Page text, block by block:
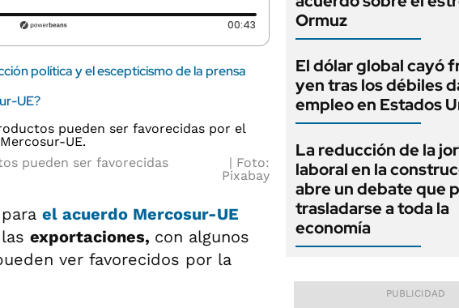
00:43 Duración: 43 segundos
política y el escepticismo de la prensa
UE?
pueden ser favorecidas
Foto:
Pixabay
el acuerdo Mercosur-UE
exportaciones, con algunos
ver favorecidos por la
Ormuz
El dólar global cayó
yen tras los débiles
empleo en Estados
La reducción de la
laboral en la
abre un debate que
trasladarse a toda la
economía